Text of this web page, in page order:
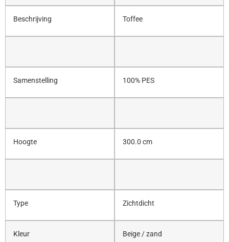
Beschrijving Toffee
Samenstelling 100% PES
Hoogte 300.0 cm
Type Zichtdicht
Kleur Beige / zand